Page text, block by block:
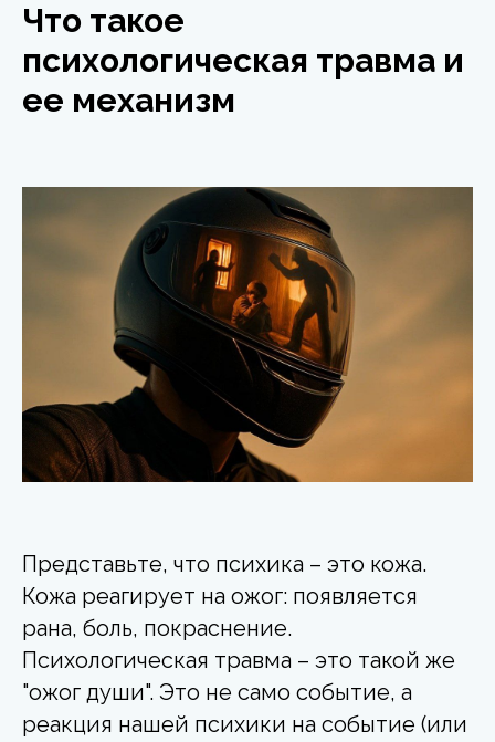
Что такое
психологическая травма и
ее механизм
Представьте, что психика – это кожа.
Кожа реагирует на ожог: появляется
рана, боль, покраснение.
Психологическая травма – это такой же
"ожог души". Это не само событие, а
реакция нашей психики на событие (или